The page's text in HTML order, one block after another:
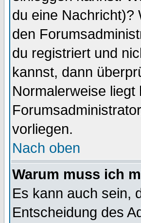
du eine Nachricht)?
den
du registriert und
kannst, dann
Normalerweise
vorliegen.
Nach oben
Warum muss ich
Es kann auch sein,
Entscheidung des